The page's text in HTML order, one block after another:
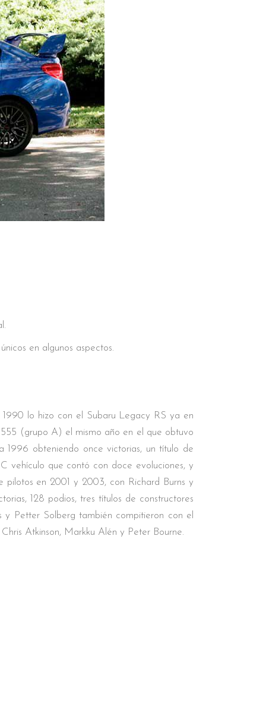
en algunos aspectos.
lo hizo con el Subaru Legacy RS ya en
555 (grupo A) el mismo año en el que obtuvo
obteniendo once victorias, un título de
vehículo que contó con doce evoluciones, y
en 2001 y 2003, con Richard Burns y
128 podios, tres títulos de constructores
Petter Solberg también compitieron con el
Atkinson, Markku Alén y Peter Bourne.